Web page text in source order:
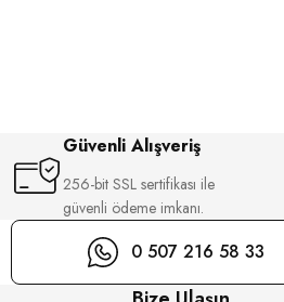
Güvenli Alışveriş
256-bit SSL sertifikası ile
güvenli ödeme imkanı.
0 507 216 58 33